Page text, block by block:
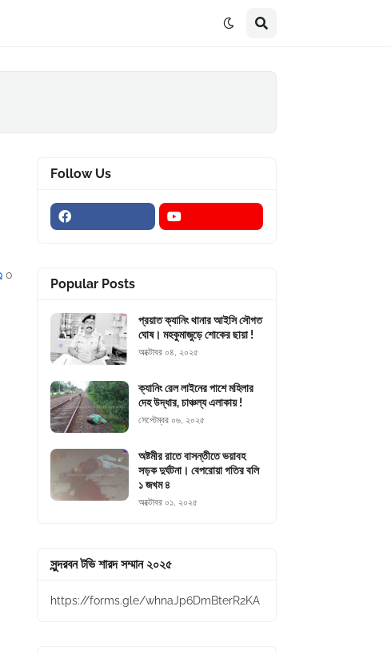
0
Follow Us
Popular Posts
প্রয়াত ক্যানিং থানার আইসি সৌগত
ঘোষ। মহকুমাজুড়ে শোকের ছায়া !
অক্টোবর ০৪, ২০২৫
ক্যানিং রেল লাইনের পাশে মহিলার
দেহ উদ্ধার, চাঞ্চল্য এলাকায় !
সেপ্টেম্বর ০৬, ২০২৫
অষ্টমীর রাতে বাসন্তীতে ভয়াবহ
সড়ক দুর্ঘটনা। বেপরোয়া গতির বলি
১ জখম ৪
অক্টোবর ০১, ২০২৫
সুন্দরবন টভি শারদ সম্মান ২০২৫
https://forms.gle/whnaJp6DmBterR2KA